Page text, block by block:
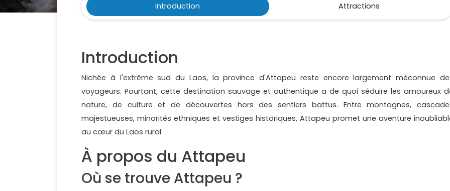
Introduction Attractions
Introduction
Nichée à l'extrême sud du Laos, la province d'Attapeu reste encore largement méconnue
voyageurs. Pourtant, cette destination sauvage et authentique a de quoi séduire les amoureux
nature, de culture et de découvertes hors des sentiers battus. Entre montagnes,
majestueuses, minorités ethniques et vestiges historiques, Attapeu promet une aventure
au cœur du Laos rural.
À propos du Attapeu
Où se trouve Attapeu ?